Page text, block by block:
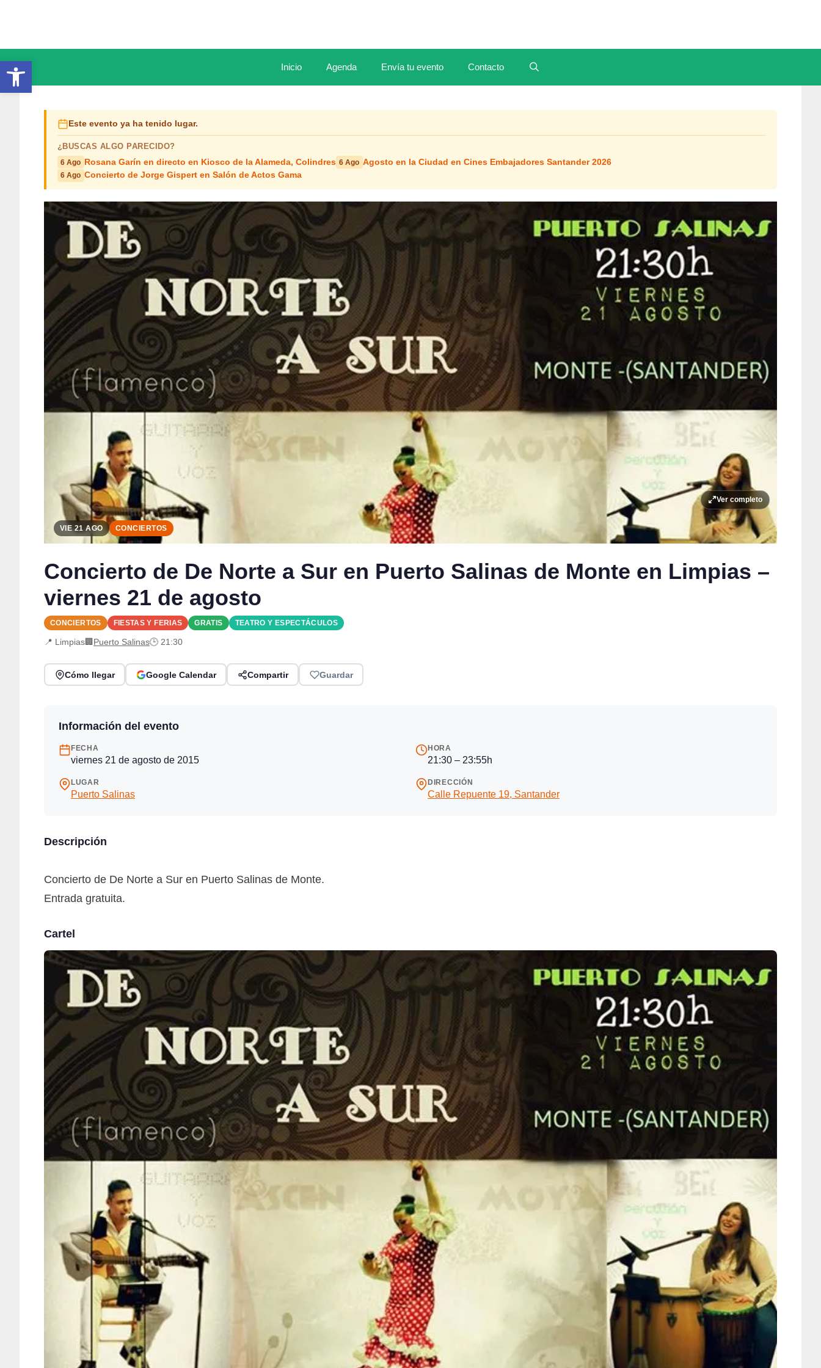
Abrir barra de herramientas Inicio Agenda Envía tu evento Contacto
Este evento ya ha tenido lugar.
¿BUSCAS ALGO PARECIDO?
6 Ago Rosana Garín en directo en Kiosco de la Alameda, Colindres 6 Ago Agosto en la Ciudad en Cines Embajadores Santander 2026
6 Ago Concierto de Jorge Gispert en Salón de Actos Gama
Ver completo
VIE 21 AGO CONCIERTOS
Concierto de De Norte a Sur en Puerto Salinas de Monte en Limpias –
viernes 21 de agosto
CONCIERTOS FIESTAS Y FERIAS GRATIS TEATRO Y ESPECTÁCULOS
📍 Limpias🏢 Puerto Salinas🕒 21:30
Cómo llegar Google Calendar Compartir Guardar
Información del evento
FECHA
viernes 21 de agosto de 2015
HORA
21:30 – 23:55h
LUGAR
Puerto Salinas
DIRECCIÓN
Calle Repuente 19, Santander
Descripción
Concierto de De Norte a Sur en Puerto Salinas de Monte.
Entrada gratuita.
Cartel